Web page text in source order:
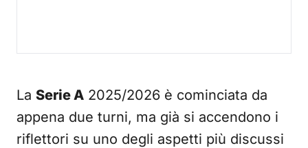
La Serie A 2025/2026 è cominciata da
appena due turni, ma già si accendono i
riflettori su uno degli aspetti più discussi